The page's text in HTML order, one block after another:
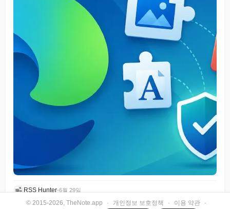
RSS Hunter•6월 29일
© 2015-2026, TheNote.app · 개인정보 보호정책 · 이용 약관 ·